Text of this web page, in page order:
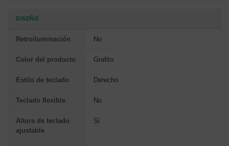
DISEÑO
Retroiluminación No
Color del producto Grafito
Estilo de teclado Derecho
Teclado flexible No
Altura de teclado
ajustable
Si